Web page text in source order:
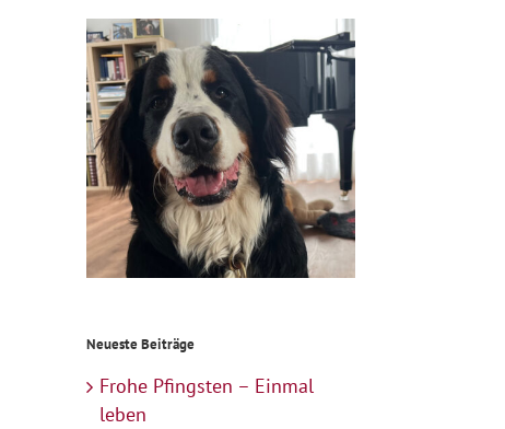
Neueste Beiträge
Frohe Pfingsten – Einmal
leben